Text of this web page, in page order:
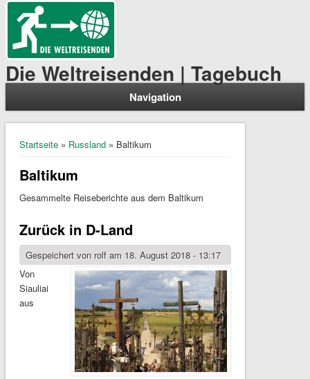
Die Weltreisenden | Tagebuch
Navigation
Sie sind hier
Startseite» Russland» Baltikum
Baltikum
Gesammelte Reiseberichte aus dem Baltikum
Zurück in D-Land
Gespeichert von rolfam 18. August 2018 - 13:17
Von
Siauliai
aus